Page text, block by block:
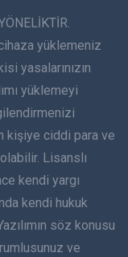
cihaza yüklemeniz
yasalarınızın
yüklemeyi
kişiye ciddi para ve
Lisanslı
kendi yargı
kendi hukuk
söz konusu
ve